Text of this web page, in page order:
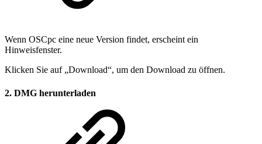
Wenn OSCpc eine neue Version findet, erscheint ein
Hinweisfenster.
Klicken Sie auf „Download“, um den Download zu öffnen.
2. DMG herunterladen